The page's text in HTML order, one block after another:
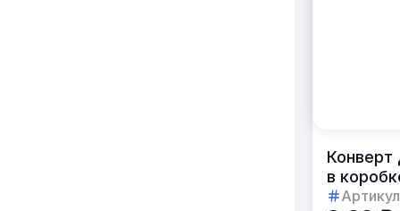
Конверт
в